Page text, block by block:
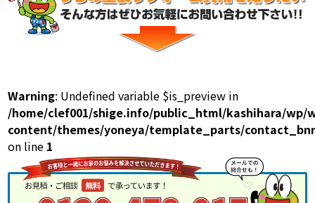
ヨネヤがお客様から選ばれる10の理
リフォームローン
Warning: Undefined variable $is_preview in
/home/clef001/shige.info/public_html/kashihara/wp/
content/themes/yoneya/template_parts/
on line 1